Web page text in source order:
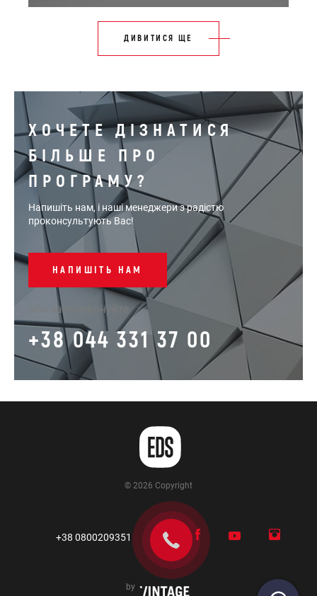
ДИВИТИСЯ ЩЕ
ХОЧЕТЕ ДІЗНАТИСЯ
БІЛЬШЕ ПРО
ПРОГРАМУ?
Напишіть нам, і наші менеджери з радістю
проконсультують Вас!
НАПИШІТЬ НАМ
або зателефонуйте
+38 044 331 37 00
© 2026 Copyright
+38 0800209351
by